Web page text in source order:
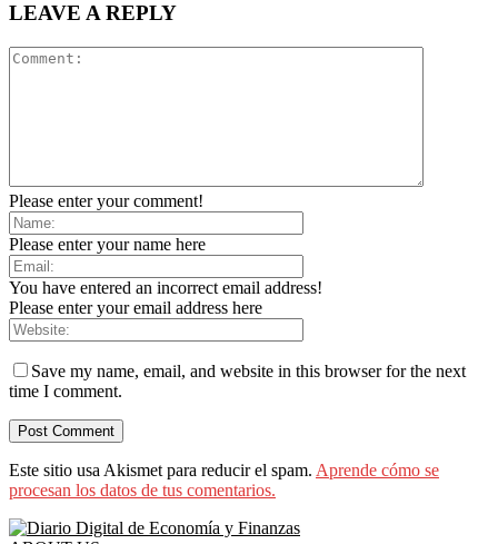
LEAVE A REPLY
Please enter your comment!
Please enter your name here
You have entered an incorrect email address!
Please enter your email address here
Save my name, email, and website in this browser for the next
time I comment.
Este sitio usa Akismet para reducir el spam. Aprende cómo se
procesan los datos de tus comentarios.